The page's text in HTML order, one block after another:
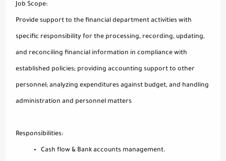
Job Scope:
Provide support to the financial department activities with
specific responsibility for the processing, recording, updating,
and reconciling financial information in compliance with
established policies; providing accounting support to other
personnel; analyzing expenditures against budget, and handling
administration and personnel matters
Responsibilities:
Cash flow & Bank accounts management.